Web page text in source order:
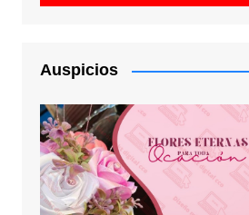
Auspicios